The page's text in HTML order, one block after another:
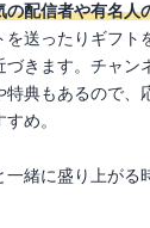
の配信者や有名人
を送ったりギフト
きます。チャン
典もあるので、
め。
一緒に盛り上がる